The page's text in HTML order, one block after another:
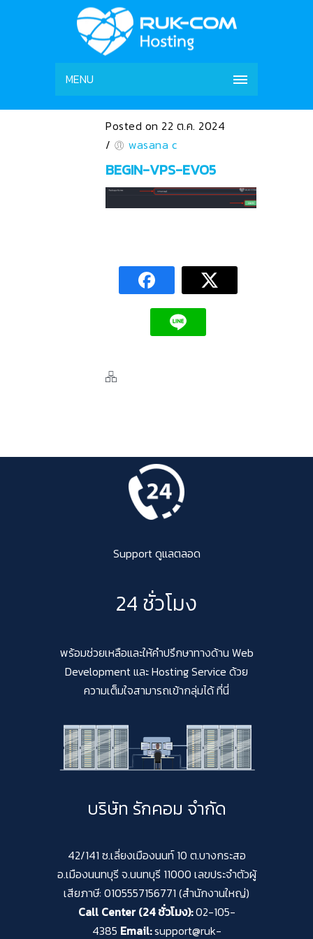
MENU
Posted on 22 ต.ค. 2024
/
wasana c
BEGIN-VPS-EVO5
Support ดูแลตลอด
24 ชั่วโมง
พร้อมช่วยเหลือและให้คำปรึกษาทางด้าน Web
Development และ Hosting Service ด้วย
ความเต็มใจสามารถเข้ากลุ่มได้ ที่นี่
บริษัท รักคอม จำกัด
42/141 ซ.เลี่ยงเมืองนนท์ 10 ต.บางกระสอ
อ.เมืองนนทบุรี จ.นนทบุรี 11000 เลขประจำตัวผู้
เสียภาษี: 0105557156771 (สำนักงานใหญ่)
Call Center (24 ชั่วโมง):02-105-
4385 Email:support@ruk-